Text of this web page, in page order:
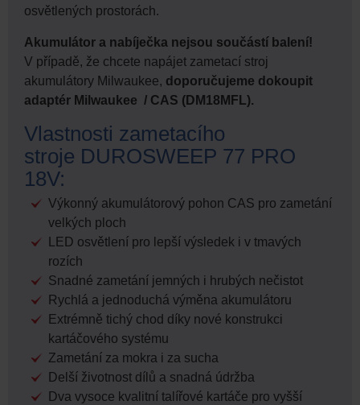
osvětlených prostorách.
Akumulátor a nabíječka nejsou součástí balení!
V případě, že chcete napájet zametací stroj
akumulátory Milwaukee, doporučujeme dokoupit
adaptér Milwaukee / CAS (DM18MFL).
Vlastnosti zametacího
stroje DUROSWEEP 77 PRO
18V:
Výkonný akumulátorový pohon CAS pro zametání
velkých ploch
LED osvětlení pro lepší výsledek i v tmavých
rozích
Snadné zametání jemných i hrubých nečistot
Rychlá a jednoduchá výměna akumulátoru
Extrémně tichý chod díky nové konstrukci
kartáčového systému
Zametání za mokra i za sucha
Delší životnost dílů a snadná údržba
Dva vysoce kvalitní talířové kartáče pro vyšší